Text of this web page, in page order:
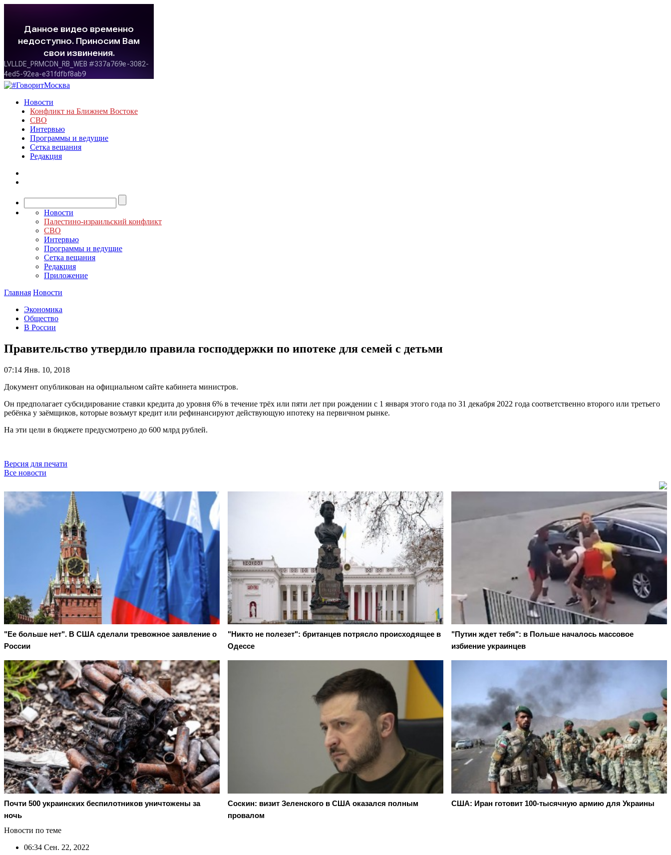
Новости
Конфликт на Ближнем Востоке
СВО
Интервью
Программы и ведущие
Сетка вещания
Редакция
Новости
Палестино-израильский конфликт
СВО
Интервью
Программы и ведущие
Сетка вещания
Редакция
Приложение
Главная Новости
Экономика
Общество
В России
Правительство утвердило правила господдержки по ипотеке для семей с детьми
07:14 Янв. 10, 2018
Документ опубликован на официальном сайте кабинета министров.
Он предполагает субсидирование ставки кредита до уровня 6% в течение трёх или пяти лет при рождении с 1 января этого года по 31 декабря 2022 года соответственно второго или третьего
ребёнка у заёмщиков, которые возьмут кредит или рефинансируют действующую ипотеку на первичном рынке.
На эти цели в бюджете предусмотрено до 600 млрд рублей.
Версия для печати
Все новости
"Ее больше нет". В США сделали тревожное заявление о
России
"Никто не полезет": британцев потрясло происходящее в
Одессе
"Путин ждет тебя": в Польше началось массовое
избиение украинцев
Почти 500 украинских беспилотников уничтожены за
ночь
Соскин: визит Зеленского в США оказался полным
провалом
США: Иран готовит 100-тысячную армию для Украины
Новости по теме
06:34 Сен. 22, 2022